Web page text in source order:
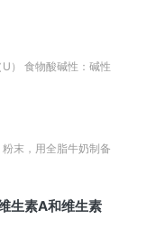
U）食物酸碱性：碱性
末，用全脂牛奶制备
生素A和维生素